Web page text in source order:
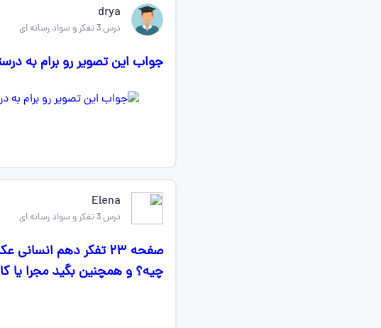
drya
درس 3 تفکر و سواد رسانه ای
جواب این تصویر رو برام به
Elena
درس 3 تفکر و سواد رسانه ای
صفحه ۲۳ تفکر دهم
چیه؟ و همچنین بگید مجرا یا